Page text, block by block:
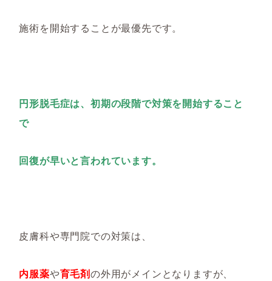
施術を開始することが最優先です。
円形脱毛症は、初期の段階で対策を開始すること
で
回復が早いと言われています。
皮膚科や専門院での対策は、
内服薬や育毛剤の外用がメインとなりますが、